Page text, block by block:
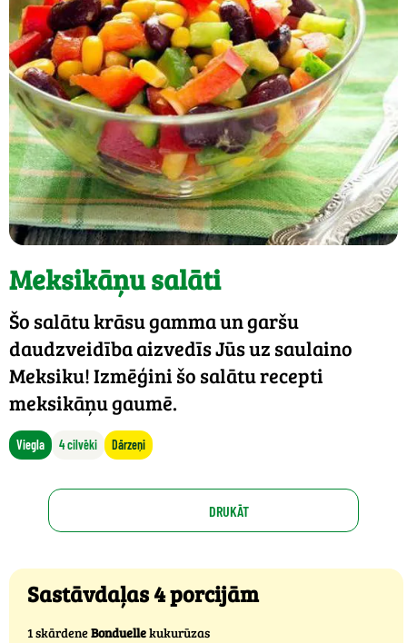
Meksikāņu salāti
Šo salātu krāsu gamma un garšu
daudzveidība aizvedīs Jūs uz saulaino
Meksiku! Izmēģini šo salātu recepti
meksikāņu gaumē.
Viegla 4 cilvēki Dārzeņi
DRUKĀT
Sastāvdaļas 4 porcijām
1 skārdeneBonduellekukurūzas